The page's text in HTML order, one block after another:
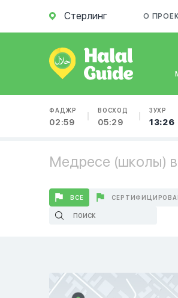
Стерлинг О
ФАДЖР
02:59
ВОСХОД
05:29
ЗУХР
13:26
Медресе (школы) в
ВСЕ